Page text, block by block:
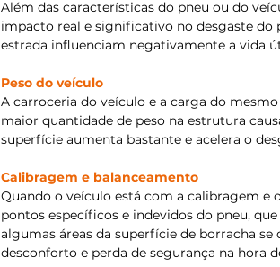
Além das características do pneu ou do
impacto real e significativo no desgaste do
estrada influenciam negativamente a vida
Peso do veículo
A carroceria do veículo e a carga do
maior quantidade de peso na estrutura
superfície aumenta bastante e acelera o
Calibragem e balanceamento
Quando o veículo está com a calibragem e
pontos específicos e indevidos do pneu,
algumas áreas da superfície de borracha
desconforto e perda de segurança na hora